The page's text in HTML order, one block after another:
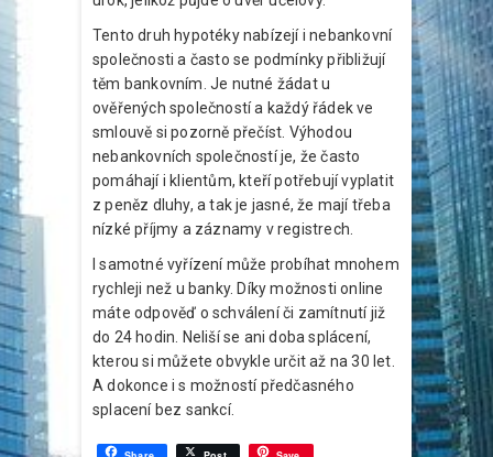
Tento druh hypotéky nabízejí i nebankovní
společnosti a často se podmínky přibližují
těm bankovním. Je nutné žádat u
ověřených společností a každý řádek ve
smlouvě si pozorně přečíst. Výhodou
nebankovních společností je, že často
pomáhají i klientům, kteří potřebují vyplatit
z peněz dluhy, a tak je jasné, že mají třeba
nízké příjmy a záznamy v registrech.
I samotné vyřízení může probíhat mnohem
rychleji než u banky. Díky možnosti online
máte odpověď o schválení či zamítnutí již
do 24 hodin. Neliší se ani doba splácení,
kterou si můžete obvykle určit až na 30 let.
A dokonce i s možností předčasného
splacení bez sankcí.